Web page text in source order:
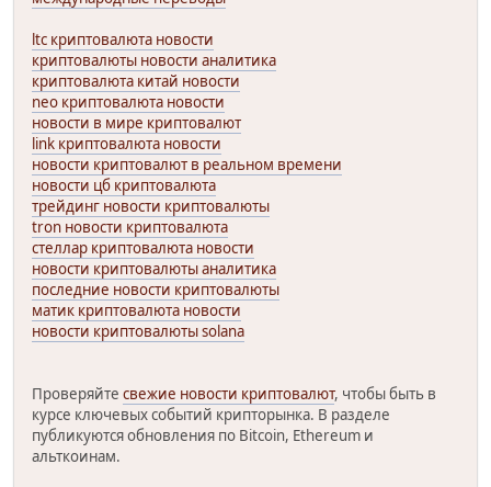
ltc криптовалюта новости
криптовалюты новости аналитика
криптовалюта китай новости
neo криптовалюта новости
новости в мире криптовалют
link криптовалюта новости
новости криптовалют в реальном времени
новости цб криптовалюта
трейдинг новости криптовалюты
tron новости криптовалюта
стеллар криптовалюта новости
новости криптовалюты аналитика
последние новости криптовалюты
матик криптовалюта новости
новости криптовалюты solana
Проверяйте свежие новости криптовалют, чтобы быть в
курсе ключевых событий крипторынка. В разделе
публикуются обновления по Bitcoin, Ethereum и
альткоинам.